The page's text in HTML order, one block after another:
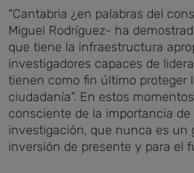
"Cantabria ¿en palabras del
Miguel Rodríguez- ha
que tiene la infraestructura
investigadores capaces de
tienen como fin último proteger
ciudadanía". En estos
consciente de la importancia de
investigación, que nunca es un
inversión de presente y para el